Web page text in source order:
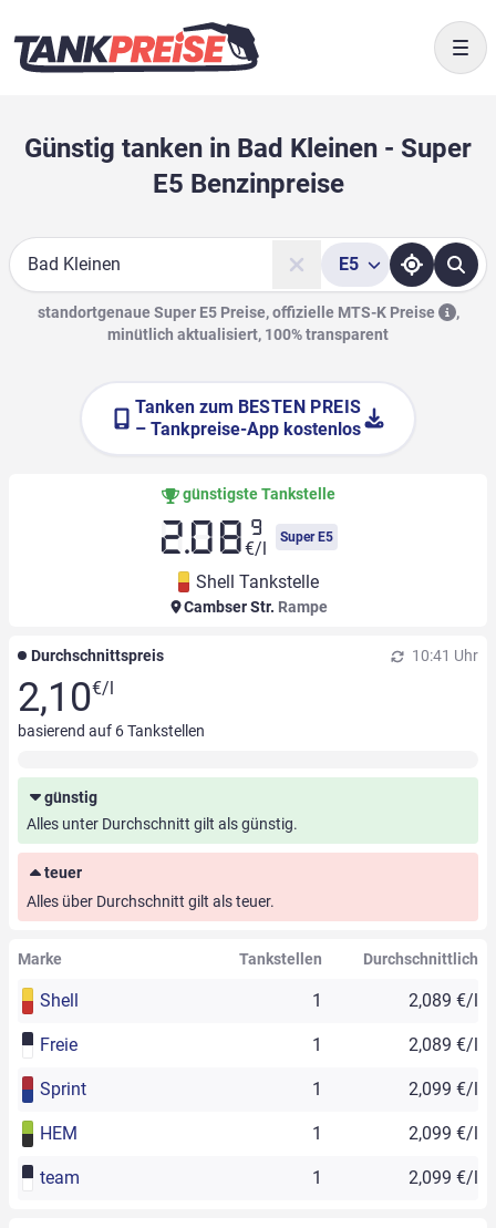
Günstig tanken in Bad Kleinen - Super
E5 Benzinpreise
Suche
E5
standortgenaue Super E5 Preise, offizielle MTS-K Preise
,
minütlich aktualisiert, 100% transparent
Tanken zum BESTEN PREIS
– Tankpreise-App kostenlos
günstigste Tankstelle
2.08 9
€/l
Super E5
Shell Tankstelle
Cambser Str. Rampe
Durchschnittspreis 10:41 Uhr
2,10€/l
basierend auf 6Tankstellen
günstig
Alles unter Durchschnitt gilt als günstig.
teuer
Alles über Durchschnitt gilt als teuer.
Marke Tankstellen Durchschnittlich
Shell 1 2,089 €/l
Freie 1 2,089 €/l
Sprint 1 2,099 €/l
HEM 1 2,099 €/l
team 1 2,099 €/l